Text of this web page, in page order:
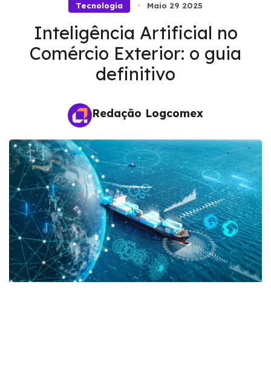
Tecnologia Maio 29 2025
Inteligência Artificial no
Comércio Exterior: o guia
definitivo
Redação Logcomex